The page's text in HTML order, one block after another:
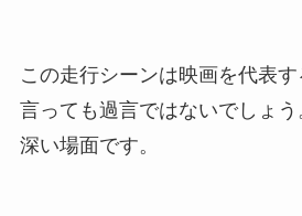
この走行シーンは映画を代表
言っても過言ではないでしょ
深い場面です。